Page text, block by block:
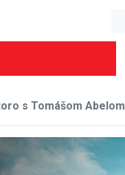
s Tomášom Abelom